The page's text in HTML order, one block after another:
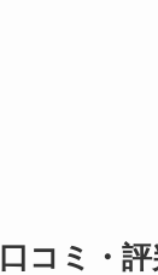
コミ・